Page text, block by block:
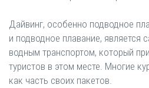
Дайвинг, особенно подводное
и подводное плавание, является
водным транспортом, который
туристов в этом месте. Многие
как часть своих пакетов.